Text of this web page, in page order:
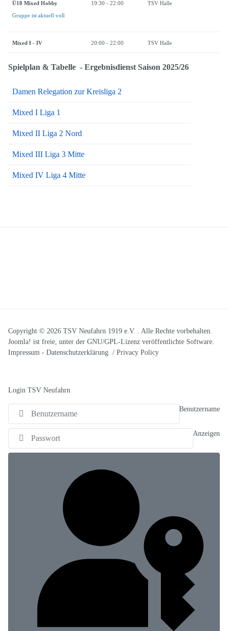
Ü18 Mixed Hobby
Gruppe ist aktuell voll
19:30 - 22:00 TSV Halle
Mixed I - IV 20:00 - 22:00 TSV Halle
Spielplan & Tabelle - Ergebnisdienst Saison 2025/26
Damen Relegation zur Kreisliga 2
Mixed I Liga 1
Mixed II Liga 2 Nord
Mixed III Liga 3 Mitte
Mixed IV Liga 4 Mitte
Copyright © 2026 TSV Neufahrn 1919 e.V. . Alle Rechte vorbehalten.
Joomla! ist freie, unter der GNU/GPL-Lizenz veröffentlichte Software.
Impressum - Datenschutzerklärung / Privacy Policy
Login TSV Neufahrn
Benutzername
Anzeigen